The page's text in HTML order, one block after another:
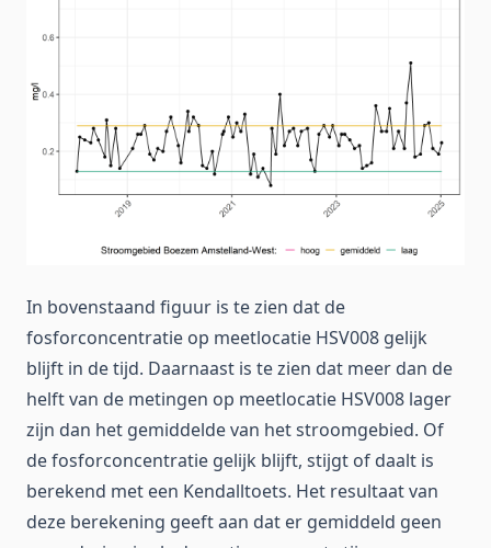
In bovenstaand figuur is te zien dat de
fosforconcentratie op meetlocatie HSV008 gelijk
blijft in de tijd. Daarnaast is te zien dat meer dan de
helft van de metingen op meetlocatie HSV008 lager
zijn dan het gemiddelde van het stroomgebied. Of
de fosforconcentratie gelijk blijft, stijgt of daalt is
berekend met een Kendalltoets. Het resultaat van
deze berekening geeft aan dat er gemiddeld geen